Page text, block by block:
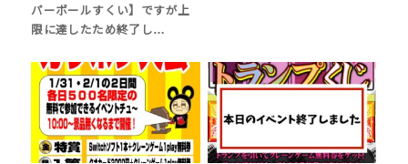
パーボールすくい】ですが上
限に達したため終了し…